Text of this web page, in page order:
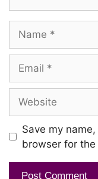
Save my
browser for